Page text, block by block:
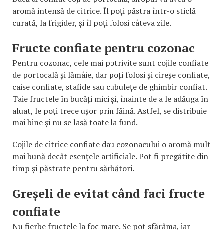
aromă intensă de citrice. Îl poți păstra într-o sticlă
curată, la frigider, și îl poți folosi câteva zile.
Fructe confiate pentru cozonac
Pentru cozonac, cele mai potrivite sunt cojile confiate
de portocală și lămâie, dar poți folosi și cireșe confiate,
caise confiate, stafide sau cubulețe de ghimbir confiat.
Taie fructele în bucăți mici și, înainte de a le adăuga în
aluat, le poți trece ușor prin făină. Astfel, se distribuie
mai bine și nu se lasă toate la fund.
Cojile de citrice confiate dau cozonacului o aromă mult
mai bună decât esențele artificiale. Pot fi pregătite din
timp și păstrate pentru sărbători.
Greșeli de evitat când faci fructe
confiate
Nu fierbe fructele la foc mare. Se pot sfărâma, iar